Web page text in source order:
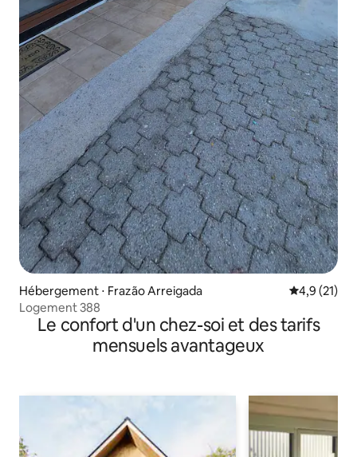
Hébergement ⋅ Frazão Arreigada Évaluation
4,9 (21)
Logement 388
Le confort d'un chez-soi et des tarifs
mensuels avantageux